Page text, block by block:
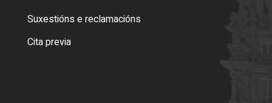
Suxestións e reclamacións
Cita previa